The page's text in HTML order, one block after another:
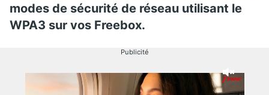
modes de sécurité de réseau utilisant le
WPA3 sur vos Freebox.
Publicité